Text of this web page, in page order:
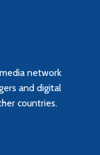
network
and digital
countries.